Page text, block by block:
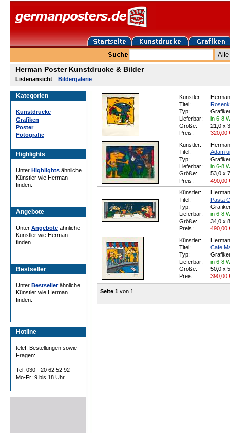
Herman Poster Kunstdrucke & Bilder
Listenansicht Bildergalerie
Kategorien
Kunstdrucke
Grafiken
Poster
Fotografie
Highlights
Unter Highlights ähnliche
Künstler wie Herman
finden.
Angebote
Unter Angebote ähnliche
Künstler wie Herman
finden.
Bestseller
Unter Bestsellerähnliche
Künstler wie Herman
finden.
Hotline
telef. Bestellungen sowie
Fragen:
Tel: 030 - 20 62 52 92
Mo-Fr: 9 bis 18 Uhr
Künstler:
Herman
Titel:
Typ:
Lieferbar:
in 6-8
Größe:
21,0 x
Preis:
320,00
Künstler:
Herman
Titel:
Adam
Typ:
Lieferbar:
in 6-8
Größe:
53,0 x
Preis:
490,00
Künstler:
Herman
Titel:
Pasta
Typ:
Lieferbar:
in 6-8
Größe:
34,0 x
Preis:
490,00
Künstler:
Herman
Titel:
Cafe
Typ:
Lieferbar:
in 6-8
Größe:
50,0 x
Preis:
390,00
Seite 1 von 1